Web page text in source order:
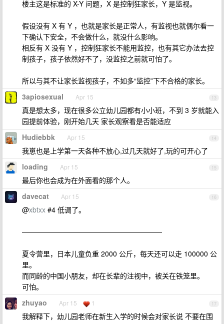
楼主这是标准的 X-Y 问题，X 是控制狂家长，Y 是监视。
假设没有 X 有 Y ，也就是家长是正常人，有监视也就偶尔看一
下确认下安全，不会做什么，就没什么影响。
相反有 X 没有 Y ，控制狂家长不能用监控，也有其它办法去控
制孩子，孩子依然好不了，没监控之前就可怕了。
所以与其不让家长监视孩子，不如多“监控”下不合格的家长。
13
3apiosexual Apr 15
真是想太多，现在很多公立幼儿园都有小小班，不到 3 岁就能入
园提前体验，刚开始几天 家长观察看是否能适应
14
Hudiebbk Apr 15
我崽也是上学第一天各种不放心,过几天就好了,玩的可开心了
15
loading Apr 15
最后你也会成为在外面看的那个人。
16
davecat Apr 15
@xbtxx #4 低调了。
————————————————————
夏令营里，日本儿童负重 2000 公斤，每天还可以走 100000 公
里。
而同龄的中国小朋友，却在长辈的注视中，被关在铁笼里。
可怕。
17
zhuyao Apr 15 1
我解释下，幼儿园老师在新生入学的时候会对家长说 不要在围